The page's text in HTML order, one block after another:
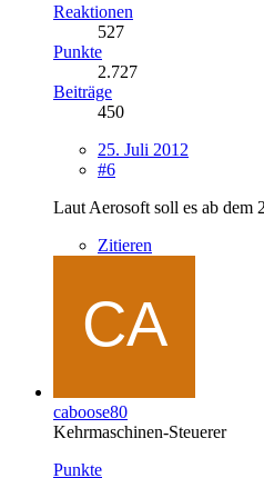
Reaktionen
527
Punkte
2.727
Beiträge
450
25. Juli 2012
#6
Laut Aerosoft soll es ab dem
Zitieren
caboose80
Kehrmaschinen-Steuerer
Punkte